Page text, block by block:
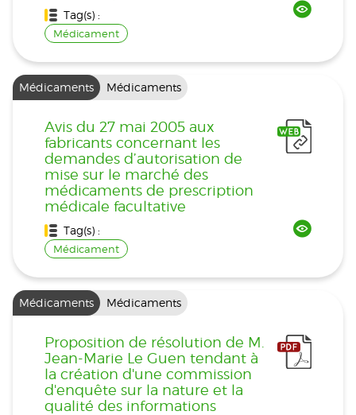
Tag(s) :
Médicament
Médicaments Médicaments
Avis du 27 mai 2005 aux
fabricants concernant les
demandes d’autorisation de
mise sur le marché des
médicaments de prescription
médicale facultative
Tag(s) :
Médicament
Médicaments Médicaments
Proposition de résolution de M.
Jean-Marie Le Guen tendant à
la création d'une commission
d'enquête sur la nature et la
qualité des informations